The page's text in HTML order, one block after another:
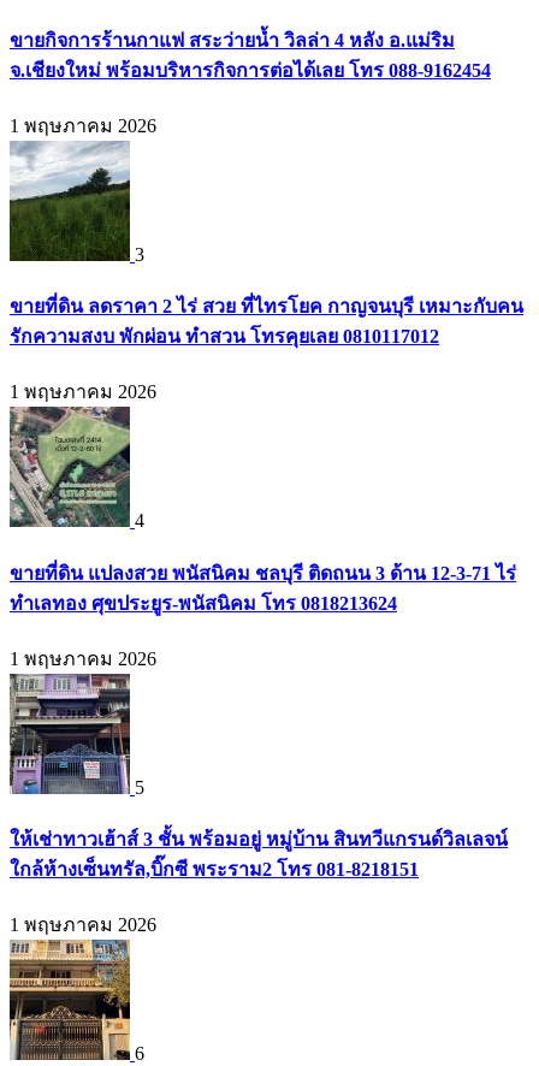
ขายกิจการร้านกาแฟ สระว่ายน้ำ วิลล่า 4 หลัง อ.แม่ริม
จ.เชียงใหม่ พร้อมบริหารกิจการต่อได้เลย โทร 088-9162454
1 พฤษภาคม 2026
3
ขายที่ดิน ลดราคา 2 ไร่ สวย ที่ไทรโยค กาญจนบุรี เหมาะกับคน
รักความสงบ พักผ่อน ทำสวน โทรคุยเลย 0810117012
1 พฤษภาคม 2026
4
ขายที่ดิน แปลงสวย พนัสนิคม ชลบุรี ติดถนน 3 ด้าน 12-3-71 ไร่
ทำเลทอง ศุขประยูร-พนัสนิคม โทร 0818213624
1 พฤษภาคม 2026
5
ให้เช่าทาวเฮ้าส์ 3 ชั้น พร้อมอยู่ หมู่บ้าน สินทวีแกรนด์วิลเลจน์
ใกล้ห้างเซ็นทรัล,บิ๊กซี พระราม2 โทร 081-8218151
1 พฤษภาคม 2026
6